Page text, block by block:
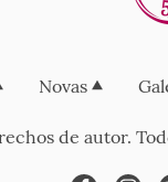
Novas
de autor.